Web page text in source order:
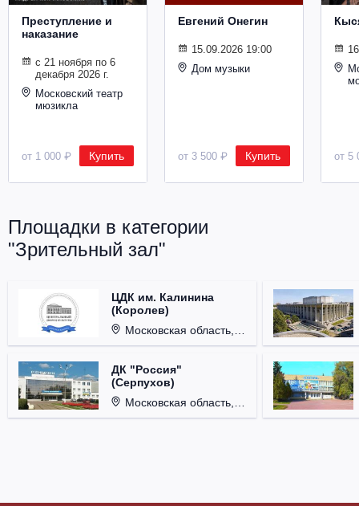
Преступление и
наказание
с 21 ноября по 6
декабря 2026 г.
Московский театр
мюзикла
от 1 000 ₽ Купить
Евгений Онегин
15.09.2026 19:00
Дом музыки
от 3 500 ₽ Купить от 5
Площадки в категории
"Зрительный зал"
ЦДК им. Калинина
(Королев)
Московская область, г. Королёв, ул. Терешковой, д. 1.
ДК "Россия"
(Серпухов)
Московская область, г. Серпухов, ул. Советская, д. 90.